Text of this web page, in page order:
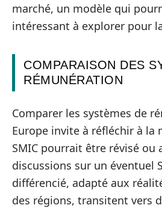
marché, un modèle qui
intéressant à explorer pour la
COMPARAISON DES
RÉMUNÉRATION
Comparer les systèmes de
Europe invite à réfléchir à la
SMIC pourrait être révisé ou
discussions sur un éventuel
différencié, adapté aux
des régions, transitent vers